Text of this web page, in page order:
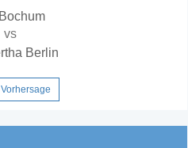
Bochum
vs
Berlin